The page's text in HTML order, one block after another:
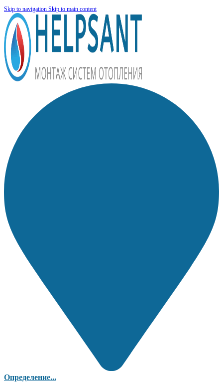
Skip to navigation Skip to main content
Определение...